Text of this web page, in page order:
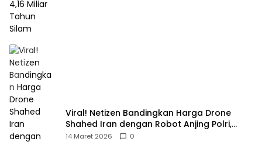
Viral! Netizen Bandingkan Harga Drone
Shahed Iran dengan Robot Anjing Polri,
Selisihnya Capai 5 Kali Lipat
14 Maret 2026 0